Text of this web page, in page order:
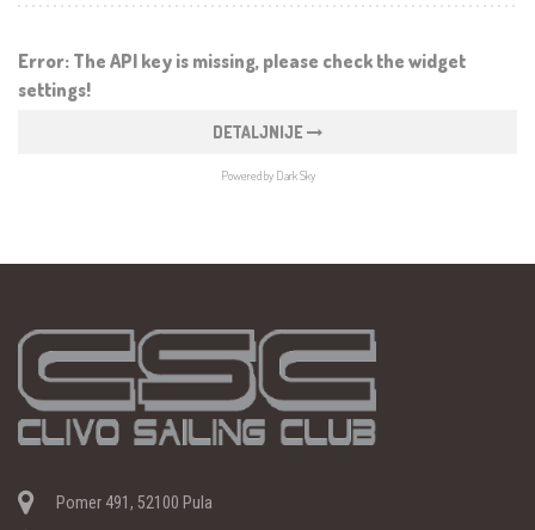
Error: The API key is missing, please check the widget
settings!
DETALJNIJE
Powered by Dark Sky
Pomer 491, 52100 Pula